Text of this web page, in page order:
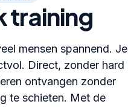
training
mensen spannend. Je
Direct, zonder hard
ontvangen zonder
te schieten. Met de